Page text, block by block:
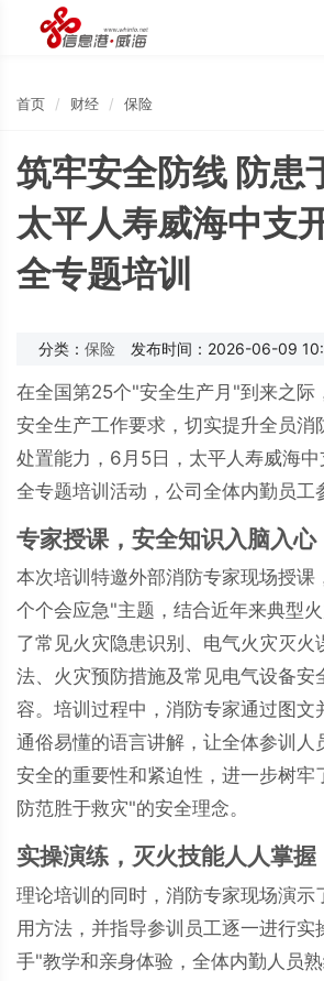
首页 财经 保险
筑牢安全防线 防患
太平人寿威海中支
全专题培训
分类： 保险 发布时间：2026-06-09
在全国第25个"安全生产月"到来之际
安全生产工作要求，切实提升全员消
处置能力，6月5日，太平人寿威海
全专题培训活动，公司全体内勤员工
专家授课，安全知识入脑入心
本次培训特邀外部消防专家现场授课
个个会应急"主题，结合近年来典型
了常见火灾隐患识别、电气火灾灭火
法、火灾预防措施及常见电气设备安
容。培训过程中，消防专家通过图文
通俗易懂的语言讲解，让全体参训人
安全的重要性和紧迫性，进一步树牢
防范胜于救灾"的安全理念。
实操演练，灭火技能人人掌握
理论培训的同时，消防专家现场演示
用方法，并指导参训员工逐一进行实
手"教学和亲身体验，全体内勤人员